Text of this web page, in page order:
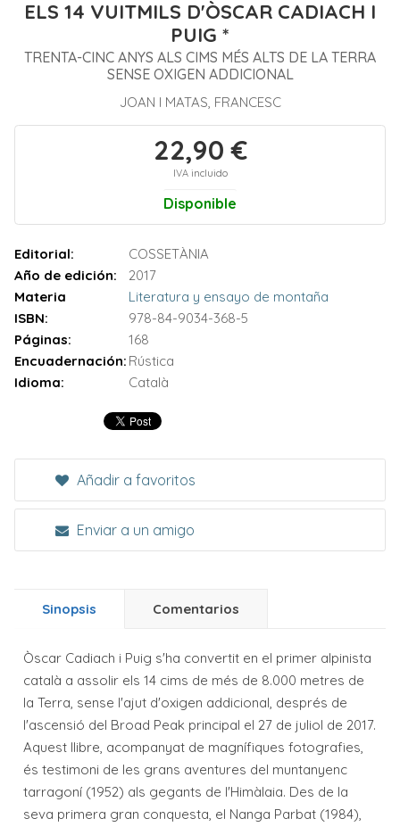
ELS 14 VUITMILS D'ÒSCAR CADIACH I
PUIG *
TRENTA-CINC ANYS ALS CIMS MÉS ALTS DE LA TERRA
SENSE OXIGEN ADDICIONAL
JOAN I MATAS, FRANCESC
22,90 €
IVA incluido
Disponible
Editorial:
COSSETÀNIA
Año de edición:
2017
Materia
Literatura y ensayo de montaña
ISBN:
978-84-9034-368-5
Páginas:
168
Encuadernación: Rústica
Idioma:
Català
Añadir a favoritos
Enviar a un amigo
Sinopsis Comentarios
Òscar Cadiach i Puig s'ha convertit en el primer alpinista
català a assolir els 14 cims de més de 8.000 metres de
la Terra, sense l'ajut d'oxigen addicional, després de
l'ascensió del Broad Peak principal el 27 de juliol de 2017.
Aquest llibre, acompanyat de magnífiques fotografies,
és testimoni de les grans aventures del muntanyenc
tarragoní (1952) als gegants de l'Himàlaia. Des de la
seva primera gran conquesta, el Nanga Parbat (1984),